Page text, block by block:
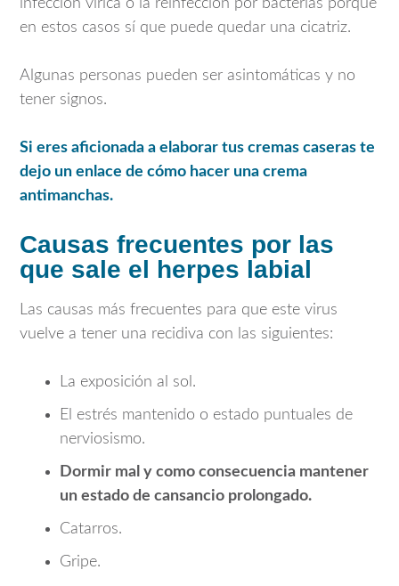
infección vírica o la reinfección por bacterias porque
en estos casos sí que puede quedar una cicatriz.
Algunas personas pueden ser asintomáticas y no
tener signos.
Si eres aficionada a elaborar tus cremas caseras te
dejo un enlace de cómo hacer una crema
antimanchas.
Causas frecuentes por las
que sale el herpes labial
Las causas más frecuentes para que este virus
vuelve a tener una recidiva con las siguientes:
La exposición al sol.
El estrés mantenido o estado puntuales de
nerviosismo.
Dormir mal y como consecuencia mantener
un estado de cansancio prolongado.
Catarros.
Gripe.